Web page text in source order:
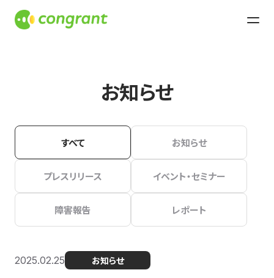
お知らせ
すべて お知らせ
プレスリリース イベント・セミナー
障害報告 レポート
2025.02.25 お知らせ